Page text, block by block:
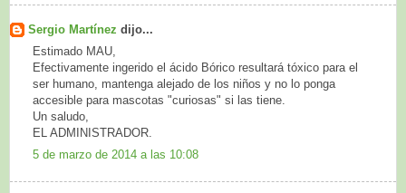
Sergio Martínez dijo...
Estimado MAU,
Efectivamente ingerido el ácido Bórico resultará tóxico para el
ser humano, mantenga alejado de los niños y no lo ponga
accesible para mascotas "curiosas" si las tiene.
Un saludo,
EL ADMINISTRADOR.
5 de marzo de 2014 a las 10:08